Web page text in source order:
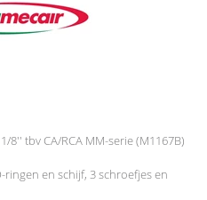
tbv CA/RCA MM-serie (M1167B)
en schijf, 3 schroefjes en